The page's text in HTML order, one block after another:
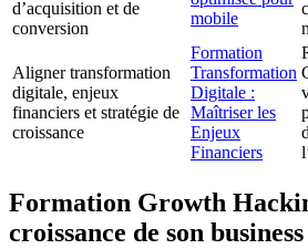
d’acquisition et de
conversion
mobile
Aligner transformation
digitale, enjeux
financiers et stratégie de
croissance
Formation
Transformation
Digitale :
Maîtriser les
Enjeux
Financiers
Formation Growth
croissance de son